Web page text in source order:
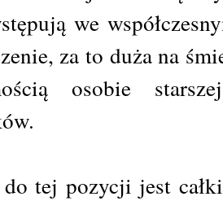
we
za to duża na
osobie
do tej pozycji jest